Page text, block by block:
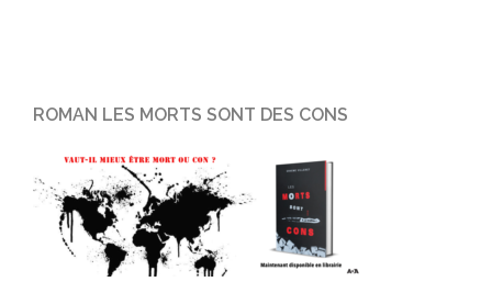
ROMAN LES MORTS SONT DES CONS